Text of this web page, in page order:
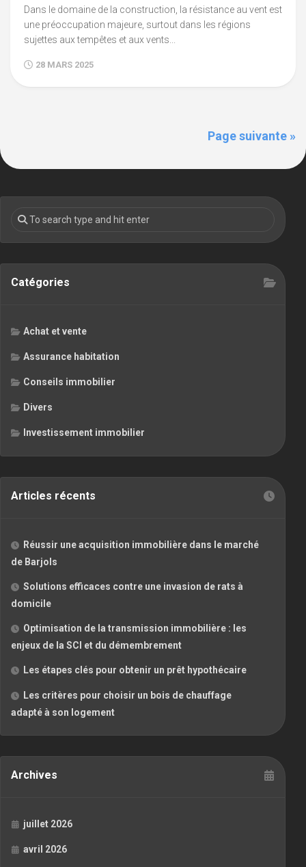
Dans le domaine de la construction, la résistance au vent est
une préoccupation majeure, surtout dans les régions
sujettes aux tempêtes et aux vents...
28 MARS 2025
Page suivante »
Catégories
Achat et vente
Assurance habitation
Conseils immobilier
Divers
Investissement immobilier
Articles récents
Réussir une acquisition immobilière dans le marché
de Barjols
Solutions efficaces contre une invasion de rats à
domicile
Optimisation de la transmission immobilière : les
enjeux de la SCI et du démembrement
Les étapes clés pour obtenir un prêt hypothécaire
Les critères pour choisir un bois de chauffage
adapté à son logement
Archives
juillet 2026
avril 2026